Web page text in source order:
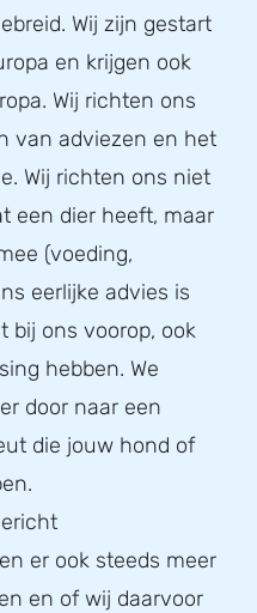
Wij zijn gestart
en krijgen ook
Wij richten ons
van adviezen en het
Wij richten ons niet
een dier heeft, maar
(voeding,
eerlijke advies is
bij ons voorop, ook
hebben. We
door naar een
die jouw hond of
er ook steeds meer
en of wij daarvoor